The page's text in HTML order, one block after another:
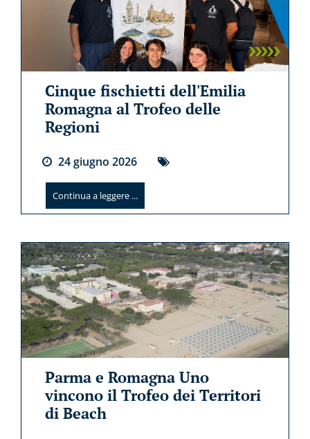
Cinque fischietti dell'Emilia
Romagna al Trofeo delle
Regioni
24giugno 2026
Continua a leggere ...
Parma e Romagna Uno
vincono il Trofeo dei Territori
di Beach